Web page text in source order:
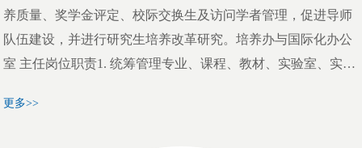
养质量、奖学金评定、校际交换生及访问学者管理，促进导师
队伍建设，并进行研究生培养改革研究。培养办与国际化办公
室 主任岗位职责1. 统筹管理专业、课程、教材、实验室、实践
管理导师队伍建设，组织开展各级各类导师培训及导师指导工
更多>>